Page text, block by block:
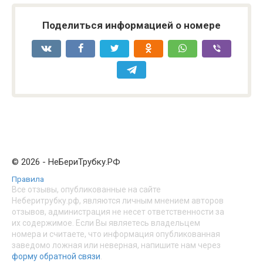
Поделиться информацией о номере
© 2026 - НеБериТрубку.РФ
Правила
Все отзывы, опубликованные на сайте
Неберитрубку.рф, являются личным мнением авторов
отзывов, администрация не несет ответственности за
их содержимое. Если Вы являетесь владельцем
номера и считаете, что информация опубликованная
заведомо ложная или неверная, напишите нам через
форму обратной связи